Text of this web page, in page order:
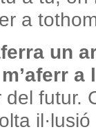
a
un
a
del futur.